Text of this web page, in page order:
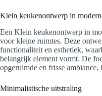
Klein keukenontwerp in
Een Klein keukenontwerp in
voor kleine ruimtes. Deze
functionaliteit en esthetiek,
belangrijk element vormt. De
opgeruimde en frisse
Minimalistische uitstraling